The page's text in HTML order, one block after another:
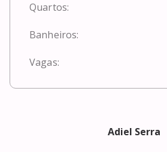
Quartos:
Banheiros:
Vagas:
Adiel Serra